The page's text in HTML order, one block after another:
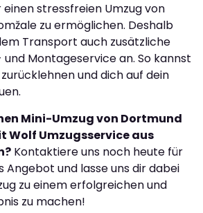
einen stressfreien Umzug von
zu ermöglichen. Deshalb
Transport auch zusätzliche
Montageservice an. So kannst
und dich auf dein
Mini-Umzug von Dortmund
Wolf Umzugsservice aus
Kontaktiere uns noch heute für
Angebot und lasse uns dir dabei
zu einem erfolgreichen und
zu machen!